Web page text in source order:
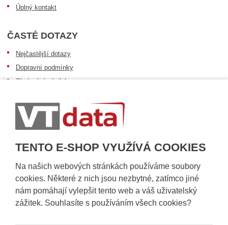
TENTO E-SHOP VYUŽÍVÁ COOKIES
Na našich webových stránkách používáme soubory
cookies. Některé z nich jsou nezbytné, zatímco jiné
nám pomáhají vylepšit tento web a váš uživatelský
zážitek. Souhlasíte s používáním všech cookies?
Úplný kontakt
ČASTÉ DOTAZY
Nejčastější dotazy
Dopravní podmínky
Sledování zásilek
Informace k dostupnosti zboží
Obecné informace